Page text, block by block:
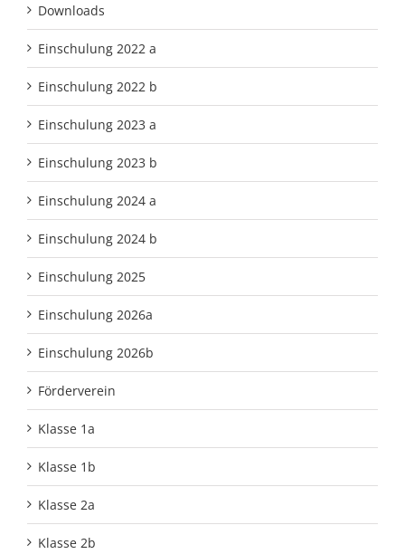
Downloads
Einschulung 2022 a
Einschulung 2022 b
Einschulung 2023 a
Einschulung 2023 b
Einschulung 2024 a
Einschulung 2024 b
Einschulung 2025
Einschulung 2026a
Einschulung 2026b
Förderverein
Klasse 1a
Klasse 1b
Klasse 2a
Klasse 2b